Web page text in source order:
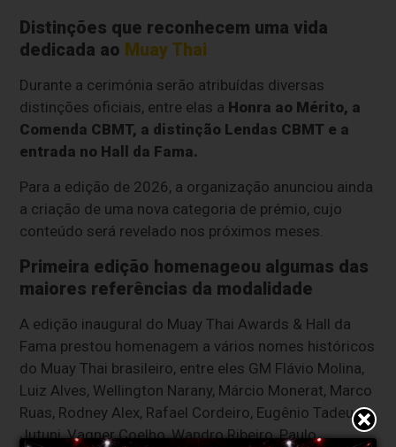
Distinções que reconhecem uma vida
dedicada ao Muay Thai
Durante a cerimónia serão atribuídas diversas
distinções oficiais, entre elas a Honra ao Mérito, a
Comenda CBMT, a distinção Lendas CBMT e a
entrada no Hall da Fama.
Para a edição de 2026, a organização anunciou ainda
a criação de uma nova categoria de prémio, cujo
conteúdo será revelado nos próximos meses.
Primeira edição homenageou algumas das
maiores referências da modalidade
A edição inaugural do Muay Thai Awards & Hall da
Fama prestou homenagem a vários nomes históricos
do Muay Thai brasileiro, entre eles GM Flávio Molina,
Luiz Alves, Wellington Narany, Márcio Monerat, Marco
Ruas, Rodney Alex, Rafael Cordeiro, Eugênio Tadeu,
Jutuni, Vagner Coelho, Wandro Ribeiro, Paulo